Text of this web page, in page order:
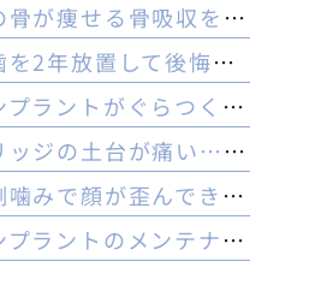
顎の骨が痩せる骨吸収を放置…治療は難しい？手遅れを防ぐ3つの対策
抜歯を2年放置して後悔…今からでもインプラントはできる？
インプラントがぐらつく！受診前にやるべき応急処置とNG行動一覧
ブリッジの土台が痛い…やり直すべき？インプラントとの判断基準を解説
片側噛みで顔が歪んできた…奥歯を失った40代女性のインプラントという選択肢
インプラントのメンテナンスに行かないとどうなる？ 他院でやってもいいの？